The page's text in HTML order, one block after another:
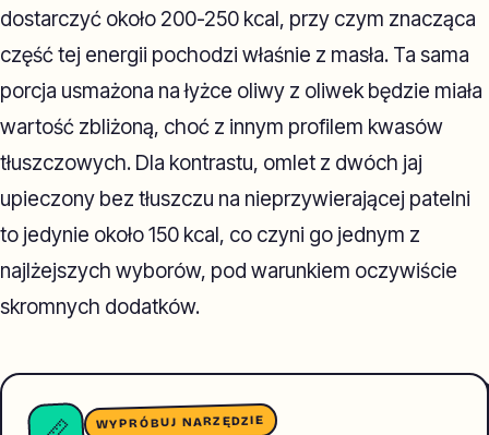
dostarczyć około 200-250 kcal, przy czym znacząca
część tej energii pochodzi właśnie z masła. Ta sama
porcja usmażona na łyżce oliwy z oliwek będzie miała
wartość zbliżoną, choć z innym profilem kwasów
tłuszczowych. Dla kontrastu, omlet z dwóch jaj
upieczony bez tłuszczu na nieprzywierającej patelni
to jedynie około 150 kcal, co czyni go jednym z
najlżejszych wyborów, pod warunkiem oczywiście
skromnych dodatków.
WYPRÓBUJ NARZĘDZIE